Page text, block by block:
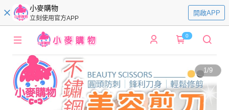
小麥購物
立刻使用官方APP
開啟APP
0
1/9